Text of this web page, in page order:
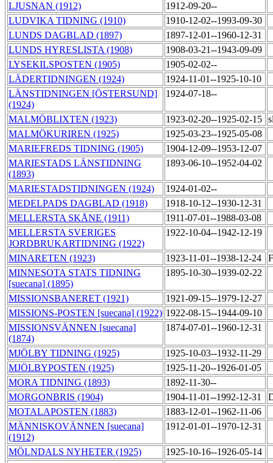
LJUSNAN (1912)
1912-09-20--
LUDVIKA TIDNING (1910)
1910-12-02--1993-09-30
LUNDS DAGBLAD (1897)
1897-12-01--1960-12-31
LUNDS HYRESLISTA (1908)
1908-03-21--1943-09-09
LYSEKILSPOSTEN (1905)
1905-02-02--
LÄDERTIDNINGEN (1924)
1924-11-01--1925-10-10
LÄNSTIDNINGEN [ÖSTERSUND]
(1924)
1924-07-18--
MALMÖBLIXTEN (1923) 1923-02-20--1925-02-15
MALMÖKURIREN (1925)
1925-03-23--1925-05-08
MARIEFREDS TIDNING (1905)
1904-12-09--1953-12-07
MARIESTADS LÄNSTIDNING
(1893)
1893-06-10--1952-04-02
MARIESTADSTIDNINGEN (1924)
1924-01-02--
MEDELPADS DAGBLAD (1918)
1918-10-12--1930-12-31
MELLERSTA SKÅNE (1911)
1911-07-01--1988-03-08
MELLERSTA SVERIGES
JORDBRUKARTIDNING (1922)
1922-10-04--1942-12-19
MINARETEN (1923) 1923-11-01--1938-12-24
MINNESOTA STATS TIDNING
[suecana] (1895)
1895-10-30--1939-02-22
MISSIONSBANERET (1921)
1921-09-15--1979-12-27
MISSIONS-POSTEN [suecana] (1922) 1922-08-15--1944-09-10
MISSIONSVÄNNEN [suecana]
(1874)
1874-07-01--1960-12-31
MJÖLBY TIDNING (1925)
1925-10-03--1932-11-29
MJÖLBYPOSTEN (1925)
1925-11-20--1926-01-05
MORA TIDNING (1893)
1892-11-30--
MORGONBRIS (1904)
1904-11-01--1992-12-31
MOTALAPOSTEN (1883)
1883-12-01--1962-11-06
MÄNNISKOVÄNNEN [suecana]
(1912)
1912-01-01--1970-12-31
MÖLNDALS NYHETER (1925)
1925-10-16--1926-05-14